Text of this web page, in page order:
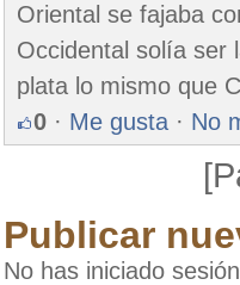
Oriental se fajaba
Occidental solía ser
plata lo mismo que
0 · Me gusta · No
Publicar
No has iniciado